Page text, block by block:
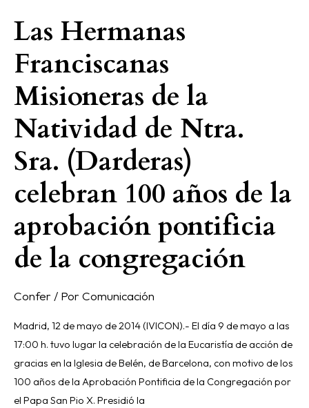
Las Hermanas
Franciscanas
Misioneras de la
Natividad de Ntra.
Sra. (Darderas)
celebran 100 años de la
aprobación pontificia
de la congregación
Confer / Por Comunicación
Madrid, 12 de mayo de 2014 (IVICON).- El día 9 de mayo a las
17:00 h. tuvo lugar la celebración de la Eucaristía de acción de
gracias en la Iglesia de Belén, de Barcelona, con motivo de los
100 años de la Aprobación Pontificia de la Congregación por
el Papa San Pio X. Presidió la
Las
Hermanas
Franciscanas
de
la
Natividad
de
Ntra.
Sra.
celebran
100
años
la
aprobación
pontificia
de
la
congregación